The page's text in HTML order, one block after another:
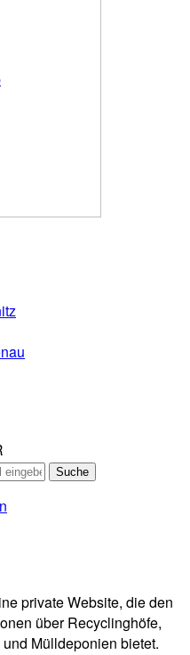
private Website, die den
über Recyclinghöfe,
Mülldeponien bietet.